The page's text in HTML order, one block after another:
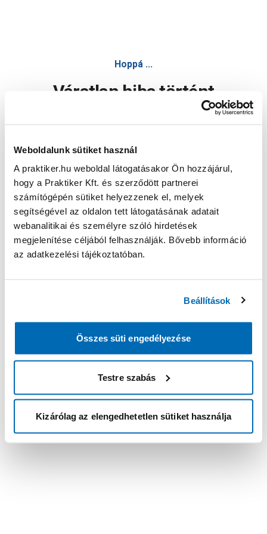
Weboldalunk sütiket használ
A praktiker.hu weboldal látogatásakor Ön hozzájárul,
hogy a Praktiker Kft. és szerződött partnerei
számítógépén sütiket helyezzenek el, melyek
segítségével az oldalon tett látogatásának adatait
webanalitikai és személyre szóló hirdetések
megjelenítése céljából felhasználják. Bővebb információ
az adatkezelési tájékoztatóban.
Beállítások
Összes süti engedélyezése
Testre szabás
Kizárólag az elengedhetetlen sütiket használja
Hoppá ...
Váratlan hiba történt
Oldal újratöltése